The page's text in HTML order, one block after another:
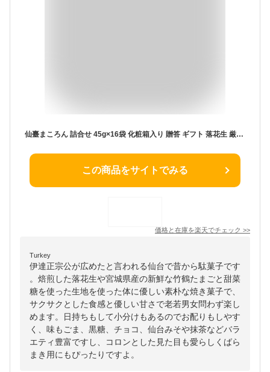
仙臺まころん 詰合せ 45g×16袋 化粧箱入り 贈答 ギフト 落花生 厳選 竹鶏たまご 伝承 郷土 宮城 白石蔵王 伊藤食品工業所 母の日 父の日 お歳暮 御歳暮
この商品をサイトでみる
価格と在庫を楽天でチェック >>
Turkey
伊達正宗公が広めたと言われる仙台で昔から駄菓子です
。焙煎した落花生や宮城県産の新鮮な竹鶴たまごと甜菜
糖を使った生地を使った体に優しい素朴な焼き菓子で、
サクサクとした食感と優しい甘さで老若男女問わず楽し
めます。日持ちもして小分けもあるのでお配りもしやす
く、味もごま、黒糖、チョコ、仙台みそや抹茶などバラ
エティ豊富ですし、コロンとした見た目も愛らしくばら
まき用にもぴったりですよ。